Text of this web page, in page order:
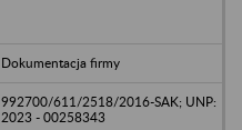
Dokumentacja firmy
992700/611/2518/2016-SAK; UNP:
2023 - 00258343